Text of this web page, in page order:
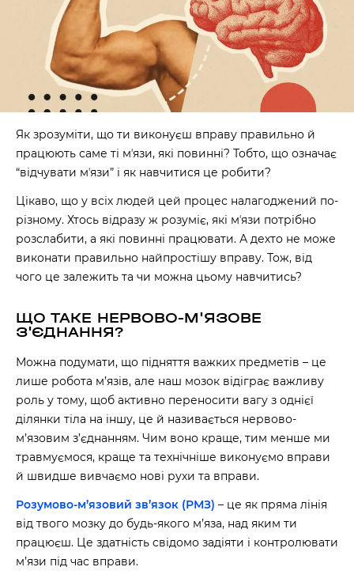
Як зрозуміти, що ти виконуєш вправу правильно й
працюють саме ті мʼязи, які повинні? Тобто, що означає
“відчувати мʼязи” і як навчитися це робити?
Цікаво, що у всіх людей цей процес налагоджений по-
різному. Хтось відразу ж розуміє, які мʼязи потрібно
розслабити, а які повинні працювати. А дехто не може
виконати правильно найпростішу вправу. Тож, від
чого це залежить та чи можна цьому навчитись?
ЩО ТАКЕ НЕРВОВО-М'ЯЗОВЕ
З'ЄДНАННЯ?
Можна подумати, що підняття важких предметів – це
лише робота м’язів, але наш мозок відіграє важливу
роль у тому, щоб активно переносити вагу з однієї
ділянки тіла на іншу, це й називається нервово-
м’язовим з’єднанням. Чим воно краще, тим менше ми
травмуємося, краще та технічніше виконуємо вправи
й швидше вивчаємо нові рухи та вправи.
Розумово-м’язовий зв’язок (РМЗ) – це як пряма лінія
від твого мозку до будь-якого м’яза, над яким ти
працюєш. Це здатність свідомо задіяти і контролювати
м’язи під час вправи.